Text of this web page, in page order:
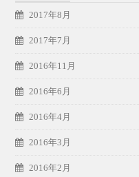
2017年8月
2017年7月
2016年11月
2016年6月
2016年4月
2016年3月
2016年2月